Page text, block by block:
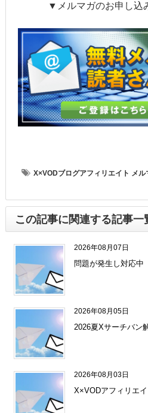
▼メルマガのお申し込
X×VODブログアフィリエイト メル
この記事に関連する記事一
2026年08月07日
問題が発生し対応中
2026年08月05日
2026夏Xサーチバン
2026年08月03日
X×VODアフィリエ